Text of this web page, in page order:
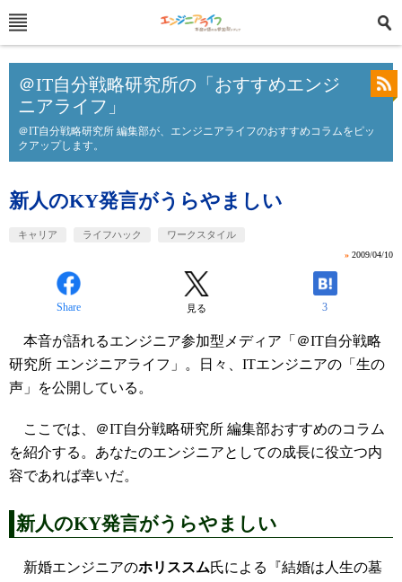
＠IT自分戦略研究所の「おすすめエンジ
ニアライフ」
＠IT自分戦略研究所 編集部が、エンジニアライフのおすすめコラムをピッ
クアップします。
新人のKY発言がうらやましい
キャリア ライフハック ワークスタイル
» 2009/04/10
Share 見る 3
本音が語れるエンジニア参加型メディア「＠IT自分戦略
研究所 エンジニアライフ」。日々、ITエンジニアの「生の
声」を公開している。
ここでは、＠IT自分戦略研究所 編集部おすすめのコラム
を紹介する。あなたのエンジニアとしての成長に役立つ内
容であれば幸いだ。
新人のKY発言がうらやましい
新婚エンジニアのホリススム氏による『結婚は人生の墓